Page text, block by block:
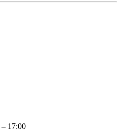
– 17:00